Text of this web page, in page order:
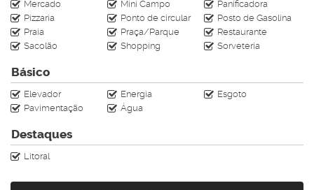
CRECI J-4728
Mercado
Mini Campo
Panificadora
Pizzaria
Ponto de circular
Posto de Gasolina
Praia
Praça/Parque
Restaurante
Sacolão
Shopping Sorveteria
Básico
Elevador Energia
Esgoto
Pavimentação
Água
Destaques
Litoral